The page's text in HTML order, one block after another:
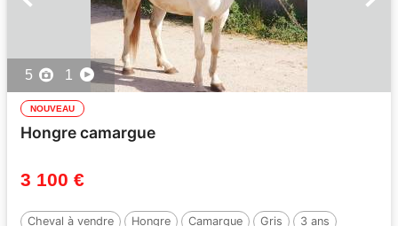
5 1
NOUVEAU
Hongre camargue
3 100 €
Cheval à vendre Hongre Camargue Gris 3 ans